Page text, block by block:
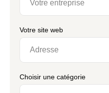
Votre site web
Choisir une catégorie